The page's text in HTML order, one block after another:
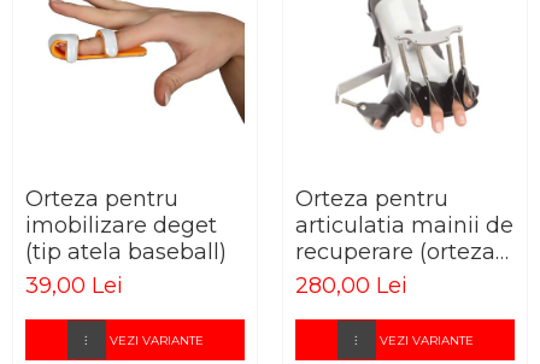
Orteza pentru
imobilizare deget
(tip atela baseball)
39,00 Lei
VEZI VARIANTE
Orteza pentru
articulatia mainii de
recuperare (orteza
mana dinamica)
280,00 Lei
VEZI VARIANTE